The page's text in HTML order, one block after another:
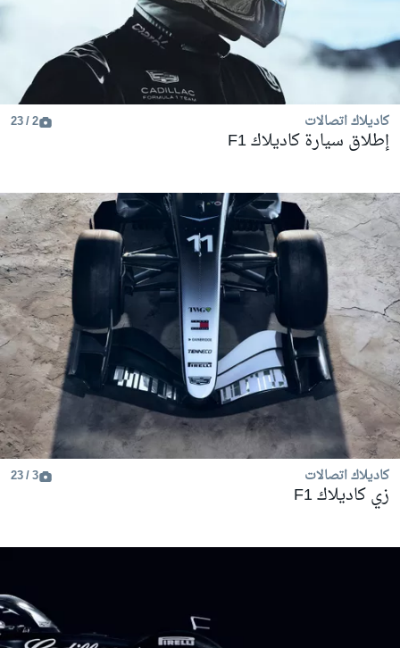
كاديلاك اتصالات 2 / 23
إطلاق سيارة كاديلاك F1
كاديلاك اتصالات 3 / 23
زي كاديلاك F1